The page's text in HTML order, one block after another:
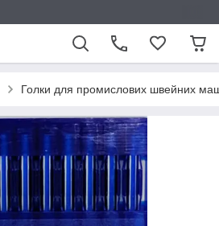
Голки для промислових швейних